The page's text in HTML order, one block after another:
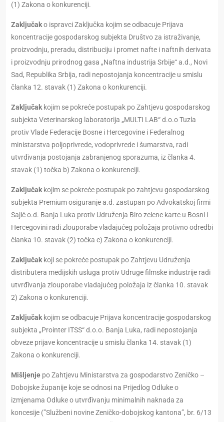
(1) Zakona o konkurenciji.
Zaključako ispravci Zaključka kojim se odbacuje Prijava
koncentracije gospodarskog subjekta Društvo za istraživanje,
proizvodnju, preradu, distribuciju i promet nafte i naftnih derivata
i proizvodnju prirodnog gasa „Naftna industrija Srbije“ a.d., Novi
Sad, Republika Srbija, radi nepostojanja koncentracije u smislu
članka 12. stavak (1) Zakona o konkurenciji.
Zaključak kojim se pоkrеćе postupak pо Zahtjevu gospodarskog
subjekta Veterinarskog laboratorija „MULTI LAB“ d.o.o Tuzla
protiv Vlade Federacije Bosne i Hercegovine i Federalnog
ministarstva poljoprivrede, vodoprivrede i šumarstva, radi
utvrđivanja postojanja zabranjenog sporazuma, iz članka 4.
stavak (1) točka b) Zakona o konkurenciji.
Zaključak kojim se pokreće postupak po zahtjevu gospodarskog
subjekta Premium osiguranje a.d. zastupan po Advokatskoj firmi
Sajić o.d. Banja Luka protiv Udruženja Biro zelene karte u Bosni i
Hercegovini radi zlouporabe vladajućeg položaja protivno odredbi
članka 10. stavak (2) točka c) Zakona o konkurenciji.
Zaključak koji se pokreće postupak po Zahtjevu Udruženja
distributera medijskih usluga protiv Udruge filmske industrije radi
utvrđivanja zlouporabe vladajućeg položaja iz članka 10. stavak
2) Zakona o konkurenciji.
Zaključak kojim se odbacuje Prijava koncentracije gospodarskog
subjekta „Prointer ITSS“ d.o.o. Banja Luka, radi nepostojanja
obveze prijave koncentracije u smislu članka 14. stavak (1)
Zakona o konkurenciji.
Mišljenje po Zahtjevu Ministarstva za gospodarstvo Zeničko –
Dobojske županije koje se odnosi na Prijedlog Odluke o
izmjenama Odluke o utvrđivanju minimalnih naknada za
koncesije (”Službeni novine Zeničko-dobojskog kantona”, br. 6/13